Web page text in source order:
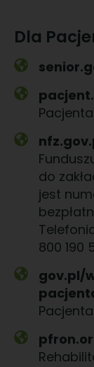
Dla
do
jest
800 190
gov.pl/
Pacjenta